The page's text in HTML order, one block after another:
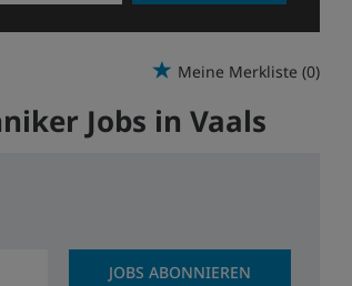
Meine Merkliste (0)
Jobs in Vaals
JOBS ABONNIEREN